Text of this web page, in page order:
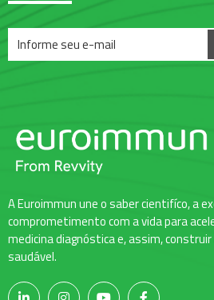
A Euroimmun une o saber cientifíco, a
comprometimento com a vida para
medicina diagnóstica e, assim,
saudável.